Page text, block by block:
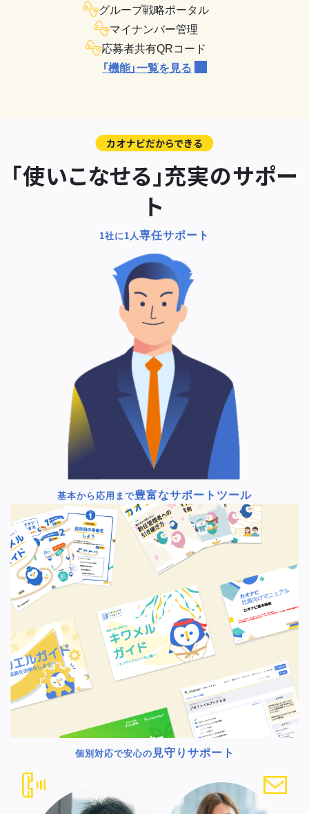
グループ戦略ポータル
マイナンバー管理
応募者共有QRコード
「機能」一覧を見る
カオナビだからできる
「使いこなせる」充実のサポー
ト
1社に1人専任サポート
基本から応用まで豊富なサポートツール
個別対応で安心の 見守りサポート